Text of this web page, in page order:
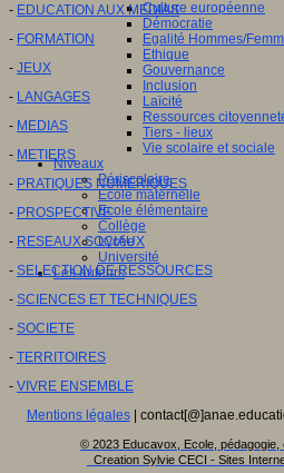
Culture européenne
Démocratie
Egalité Hommes/
Ethique
Gouvernance
Inclusion
Laïcité
Ressources
Tiers - lieux
Vie scolaire et sociale
Niveaux
Périscolaire
Ecole maternelle
Ecole élémentaire
Collège
Lycée
Université
Les auteurs
- EDUCATION AUX MEDIAS
- FORMATION
- JEUX
- LANGAGES
- MEDIAS
- METIERS
- PRATIQUES NUMERIQUES
- PROSPECTIVE
- RESEAUX SOCIAUX
- SELECTION DE RESSOURCES
- SCIENCES ET TECHNIQUES
- SOCIETE
- TERRITOIRES
- VIVRE ENSEMBLE
Mentions légales|
© 2023 Educavox, Ecole, pédagogie,
Creation Sylvie CECI - Sites